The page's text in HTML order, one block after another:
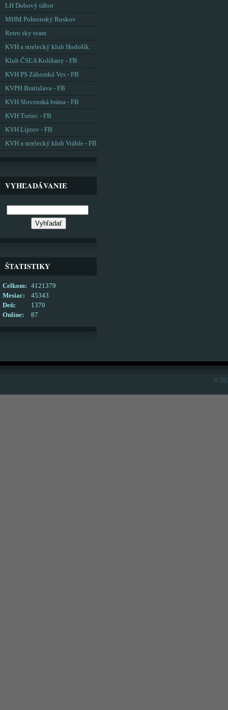
LH Dobový tábor
MHM Pohronský Ruskov
Retro sky team
KVH a strelecký klub Hodošík
Klub ČSĽA Kolíňany - FB
KVH PS Záhorská Ves - FB
KVPH Bratislava - FB
KVH Slovenská brána - FB
KVH Turiec - FB
KVH Liptov - FB
KVH a strelecký klub Vráble - FB
VYHĽADÁVANIE
ŠTATISTIKY
Online: 87
Celkom:
4121379
Mesiac:
45343
Deň:
1370
©